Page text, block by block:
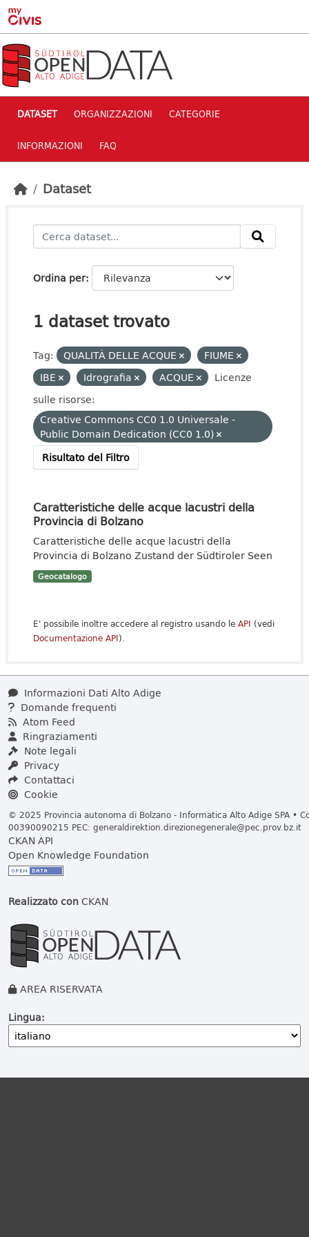
Skip to main content
DATASET ORGANIZZAZIONI CATEGORIE
INFORMAZIONI FAQ
Dataset
Ordina per
1 dataset trovato
Tag: QUALITÀ DELLE ACQUE
FIUME
IBE
Idrografia ACQUE
Licenze
sulle risorse:
Creative Commons CC0 1.0 Universale -
Public Domain Dedication (CC0 1.0)
Risultato del Filtro
Caratteristiche delle acque lacustri della
Provincia di Bolzano
Caratteristiche delle acque lacustri della
Provincia di Bolzano Zustand der Südtiroler Seen
Geocatalogo
E' possibile inoltre accedere al registro usando le API (vedi
Documentazione API).
Informazioni Dati Alto Adige
Domande frequenti
Atom Feed
Ringraziamenti
Note legali
Privacy
Contattaci
Cookie
© 2025 Provincia autonoma di Bolzano - Informatica Alto Adige SPA •
00390090215 PEC: generaldirektion.direzionegenerale@pec.prov.bz.it
CKAN API
Open Knowledge Foundation
Realizzato conCKAN
AREA RISERVATA
Lingua